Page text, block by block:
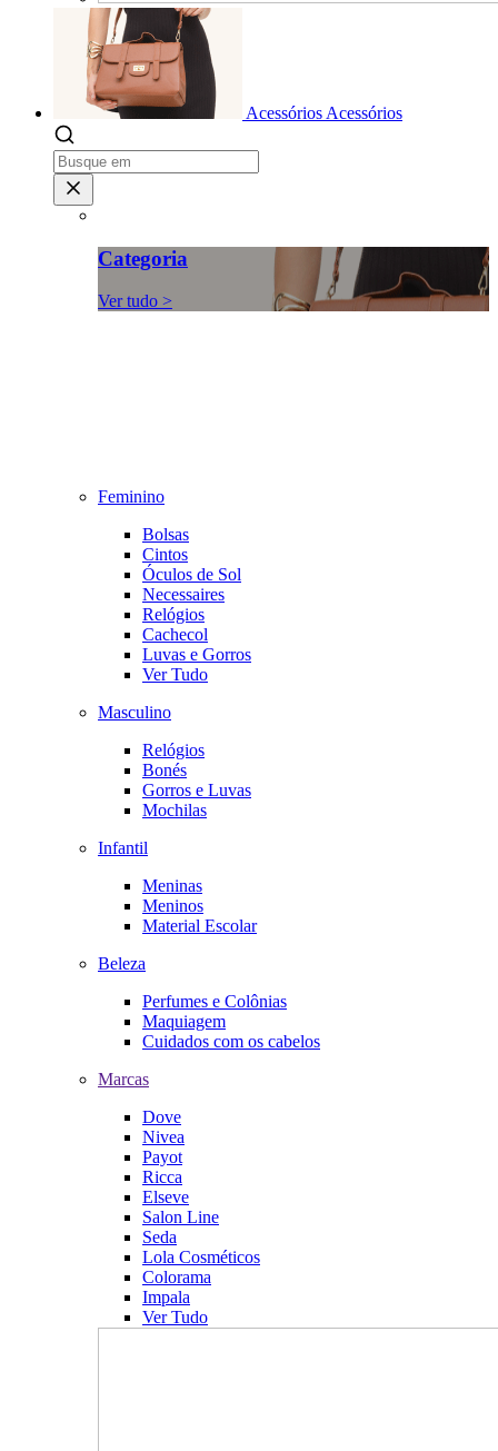
Acessórios Acessórios
Categoria
Ver tudo >
Feminino
Bolsas
Cintos
Óculos de Sol
Necessaires
Relógios
Cachecol
Luvas e Gorros
Ver Tudo
Masculino
Relógios
Bonés
Gorros e Luvas
Mochilas
Infantil
Meninas
Meninos
Material Escolar
Beleza
Perfumes e Colônias
Maquiagem
Cuidados com os cabelos
Marcas
Dove
Nivea
Payot
Ricca
Elseve
Salon Line
Seda
Lola Cosméticos
Colorama
Impala
Ver Tudo